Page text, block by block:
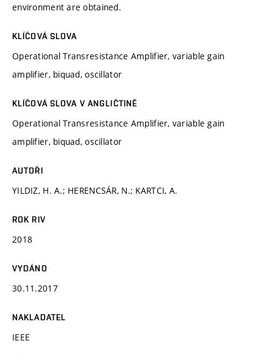
environment are obtained.
KLÍČOVÁ SLOVA
Operational Transresistance Amplifier, variable gain
amplifier, biquad, oscillator
KLÍČOVÁ SLOVA V ANGLIČTINĚ
Operational Transresistance Amplifier, variable gain
amplifier, biquad, oscillator
AUTOŘI
YILDIZ, H. A.; HERENCSÁR, N.; KARTCI, A.
ROK RIV
2018
VYDÁNO
30.11.2017
NAKLADATEL
IEEE